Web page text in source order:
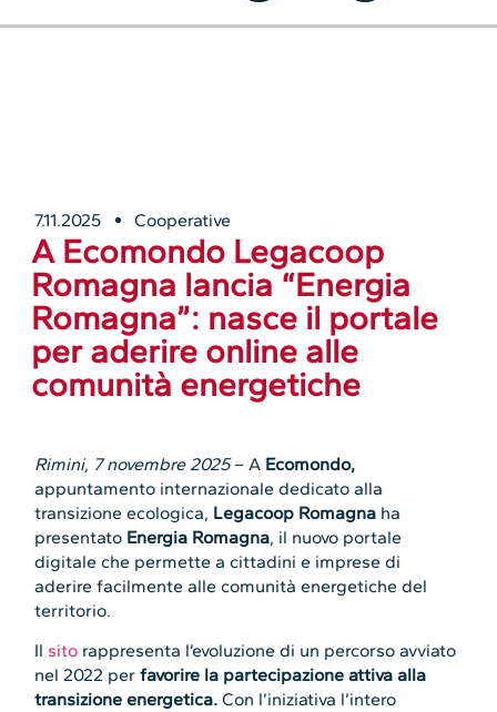
7.11.2025 Cooperative
A Ecomondo Legacoop
Romagna lancia “Energia
Romagna”: nasce il portale
per aderire online alle
comunità energetiche
Rimini, 7 novembre 2025– A Ecomondo,
appuntamento internazionale dedicato alla
transizione ecologica, Legacoop Romagna ha
presentato Energia Romagna, il nuovo portale
digitale che permette a cittadini e imprese di
aderire facilmente alle comunità energetiche del
territorio.
Il sito rappresenta l’evoluzione di un percorso avviato
nel 2022 perfavorire la partecipazione attiva alla
transizione energetica.Con l’iniziativa l’intero